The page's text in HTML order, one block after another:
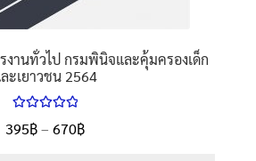
านทั่วไป กรมพินิจและคุ้มครองเด็ก
ะเยาวชน 2564
5.00
ตั้งแต่
395฿– 670฿